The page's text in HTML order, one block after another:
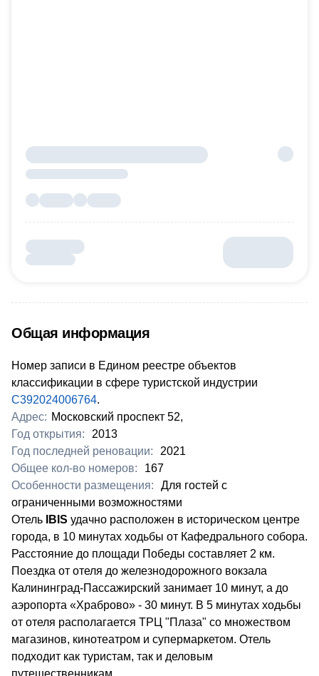
Общая информация
Номер записи в Едином реестре объектов
классификации в сфере туристской индустрии
С392024006764.
Адрес: Московский проспект 52,
Год открытия:
2013
Год последней реновации:
2021
Общее кол-во номеров:
167
Особенности размещения:
Для гостей с
ограниченными возможностями
Отель
IBIS удачно расположен в историческом центре
города, в 10 минутах ходьбы от Кафедрального собора.
Расстояние до площади Победы составляет 2 км.
Поездка от отеля до железнодорожного вокзала
Калининград-Пассажирский занимает 10 минут, а до
аэропорта «Храброво» - 30 минут. В 5 минутах ходьбы
от отеля располагается ТРЦ "Плаза" со множеством
магазинов, кинотеатром и супермаркетом. Отель
подходит как туристам, так и деловым
путешественникам